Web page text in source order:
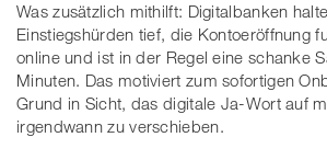
Was zusätzlich mithilft: Digitalbanken
Einstiegshürden tief, die Kontoeröffnung
online und ist in der Regel eine schanke
Minuten. Das motiviert zum sofortigen
Grund in Sicht, das digitale Ja-Wort auf
irgendwann zu verschieben.